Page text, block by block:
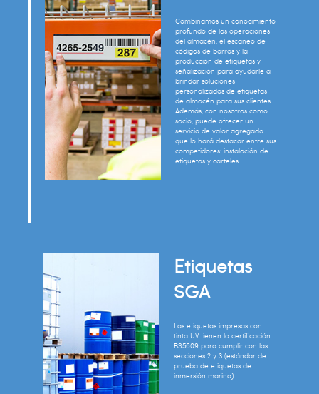
Combinamos un conocimiento
profundo de las operaciones
del almacén, el escaneo de
códigos de barras y la
producción de etiquetas y
señalización para ayudarle a
brindar soluciones
personalizadas de etiquetas
de almacén para sus clientes.
Además, con nosotros como
socio, puede ofrecer un
servicio de valor agregado
que lo hará destacar entre sus
competidores: instalación de
etiquetas y carteles.
Etiquetas
SGA
Las etiquetas impresas con
tinta UV tienen la certificación
BS5609 para cumplir con las
secciones 2 y 3 (estándar de
prueba de etiquetas de
inmersión marina).